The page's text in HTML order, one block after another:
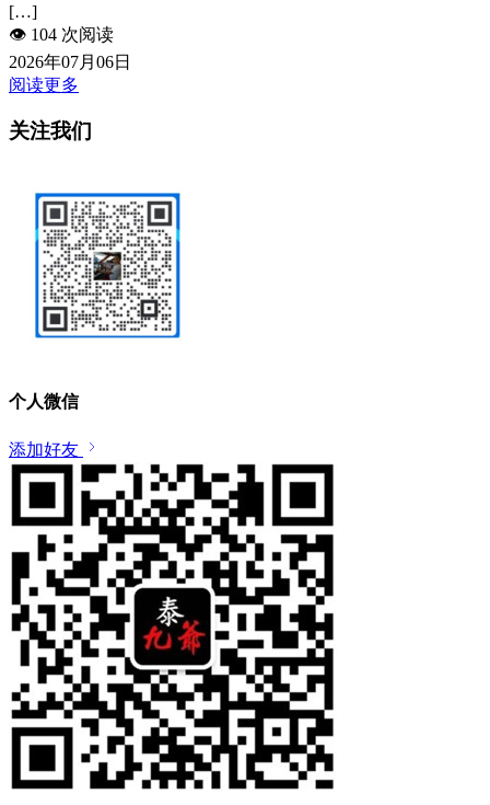
[…]
👁️ 104 次阅读
2026年07月06日
阅读更多
关注我们
个人微信
添加好友